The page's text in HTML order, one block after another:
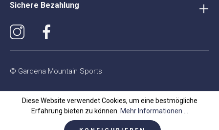
Sichere Bezahlung
© Gardena Mountain Sports
Diese Website verwendet Cookies, um eine bestmögliche
Erfahrung bieten zu können. Mehr Informationen ...